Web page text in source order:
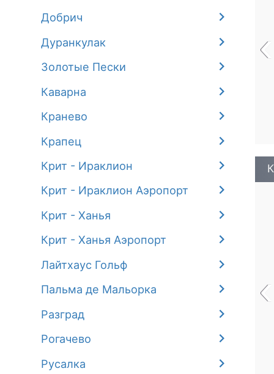
Добрич
Дуранкулак
Золотые Пески
Каварна
Кранево
Крапец
Крит - Ираклион
Крит - Ираклион Аэропорт
Крит - Ханья
Крит - Ханья Аэропорт
Лайтхаус Гольф
Пальма де Мальорка
Разград
Рогачево
Русалка
‹
‹